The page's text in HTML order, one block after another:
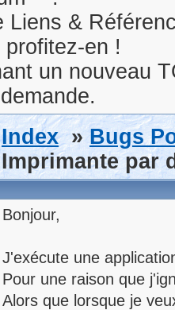
Liens &
en !
un nouveau
Index »Bugs
Imprimante par
Bonjour,
J'exécute une
Pour une raison que
Alors que lorsque je